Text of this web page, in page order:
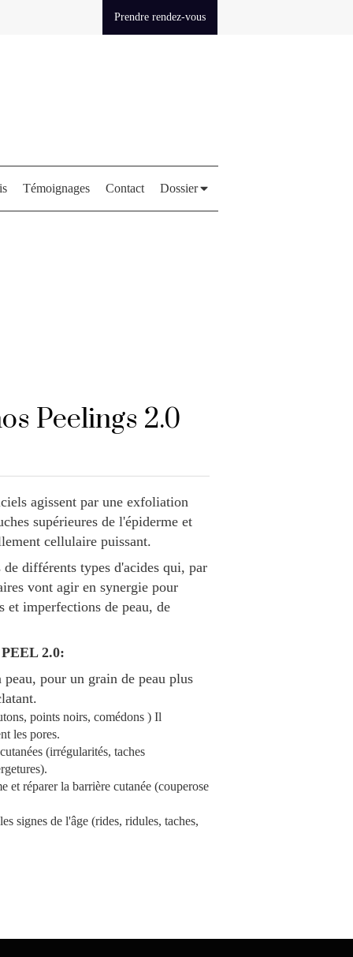
Prendre rendez-vous
Témoignages Contact Dossier
Peelings 2.0
agissent par une exfoliation
supérieures de l'épiderme et
cellulaire puissant.
de différents types d'acides qui, par
vont agir en synergie pour
et imperfections de peau, de
2.0:
pour un grain de peau plus
points noirs, comédons ) Il
les pores.
(irrégularités, taches
et réparer la barrière cutanée (couperose
signes de l'âge (rides, ridules, taches,